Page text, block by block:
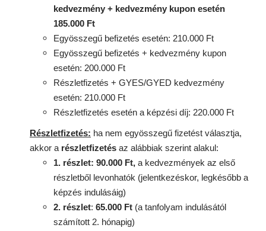
kedvezmény + kedvezmény kupon esetén
185.000 Ft
Egyösszegű befizetés esetén: 210.000 Ft
Egyösszegű befizetés + kedvezmény kupon
esetén: 200.000 Ft
Részletfizetés + GYES/GYED kedvezmény
esetén: 210.000 Ft
Részletfizetés esetén a képzési díj: 220.000 Ft
Részletfizetés: ha nem egyösszegű fizetést választja,
akkor a részletfizetés az alábbiak szerint alakul:
1. részlet: 90.000 Ft, a kedvezmények az első
részletből levonhatók (jelentkezéskor, legkésőbb a
képzés indulásáig)
2. részlet: 65.000 Ft (a tanfolyam indulásától
számított 2. hónapig)